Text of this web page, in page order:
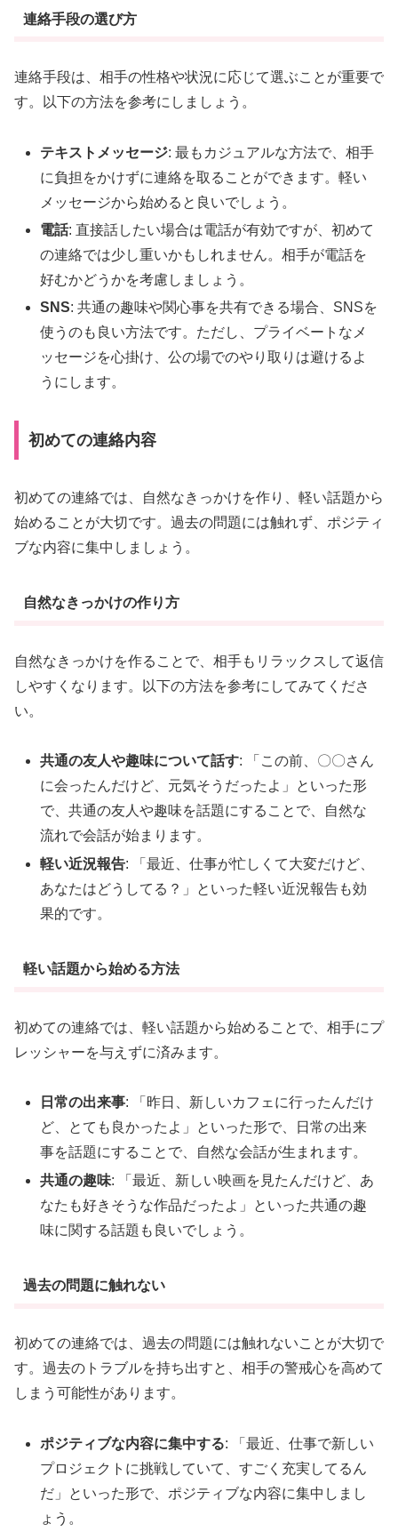
連絡手段の選び方
連絡手段は、相手の性格や状況に応じて選ぶことが重要で
す。以下の方法を参考にしましょう。
テキストメッセージ: 最もカジュアルな方法で、相手
に負担をかけずに連絡を取ることができます。軽い
メッセージから始めると良いでしょう。
電話: 直接話したい場合は電話が有効ですが、初めて
の連絡では少し重いかもしれません。相手が電話を
好むかどうかを考慮しましょう。
SNS: 共通の趣味や関心事を共有できる場合、SNSを
使うのも良い方法です。ただし、プライベートなメ
ッセージを心掛け、公の場でのやり取りは避けるよ
うにします。
初めての連絡内容
初めての連絡では、自然なきっかけを作り、軽い話題から
始めることが大切です。過去の問題には触れず、ポジティ
ブな内容に集中しましょう。
自然なきっかけの作り方
自然なきっかけを作ることで、相手もリラックスして返信
しやすくなります。以下の方法を参考にしてみてくださ
い。
共通の友人や趣味について話す: 「この前、〇〇さん
に会ったんだけど、元気そうだったよ」といった形
で、共通の友人や趣味を話題にすることで、自然な
流れで会話が始まります。
軽い近況報告: 「最近、仕事が忙しくて大変だけど、
あなたはどうしてる？」といった軽い近況報告も効
果的です。
軽い話題から始める方法
初めての連絡では、軽い話題から始めることで、相手にプ
レッシャーを与えずに済みます。
日常の出来事: 「昨日、新しいカフェに行ったんだけ
ど、とても良かったよ」といった形で、日常の出来
事を話題にすることで、自然な会話が生まれます。
共通の趣味: 「最近、新しい映画を見たんだけど、あ
なたも好きそうな作品だったよ」といった共通の趣
味に関する話題も良いでしょう。
過去の問題に触れない
初めての連絡では、過去の問題には触れないことが大切で
す。過去のトラブルを持ち出すと、相手の警戒心を高めて
しまう可能性があります。
ポジティブな内容に集中する: 「最近、仕事で新しい
プロジェクトに挑戦していて、すごく充実してるん
だ」といった形で、ポジティブな内容に集中しまし
ょう。